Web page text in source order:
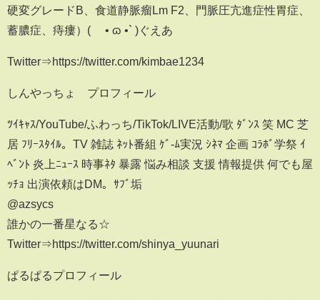
硬変グレードB、食道静脈瘤Lm F2、門脈圧亢進症性胃症、
蓄膿症、痔瘻）( ´• ɷ •` )ぐえあ
Twitter⇒https://twitter.com/kimbae1234
しんやっちょ プロフィール
ﾂｲｷｬｽ/YouTube/ふわっち/TikTok/LIVE活動/歌 ﾀﾞﾝｽ 笑 MC 芝
居 ﾌﾘｰｽﾀｲﾙ。TV 雑誌 ﾈｯﾄ番組 ｹﾞ-ﾑ実況 ｼﾈﾏ 企画 ｺﾗﾎﾞ学祭 ｲ
ﾍﾞﾝﾄ 炎上ﾆｭｰｽ 時事ﾈﾀ 暴露 悩み相談 支援 情報提供 何でも屋
ｯﾁｮ 出演依頼はDM。ｻﾌﾞ垢
@azsycs
誰かの一番星なる☆
Twitter⇒https://twitter.com/shinya_yuunari
ぱるぱるプロフィール